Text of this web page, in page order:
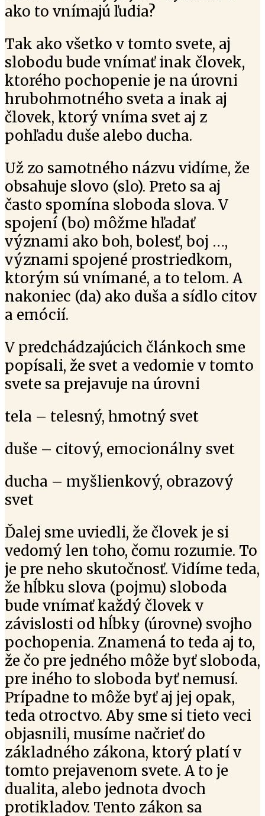
ako to vnímajú ľudia?
Tak ako všetko v tomto svete, aj
slobodu bude vnímať inak človek,
ktorého pochopenie je na úrovni
hrubohmotného sveta a inak aj
človek, ktorý vníma svet aj z
pohľadu duše alebo ducha.
Už zo samotného názvu vidíme, že
obsahuje slovo (slo). Preto sa aj
často spomína sloboda slova. V
spojení (bo) môžme hľadať
význami ako boh, bolesť, boj …,
význami spojené prostriedkom,
ktorým sú vnímané, a to telom. A
nakoniec (da) ako duša a sídlo citov
a emócií.
V predchádzajúcich článkoch sme
popísali, že svet a vedomie v tomto
svete sa prejavuje na úrovni
tela – telesný, hmotný svet
duše – citový, emocionálny svet
ducha – myšlienkový, obrazový
svet
Ďalej sme uviedli, že človek je si
vedomý len toho, čomu rozumie. To
je pre neho skutočnosť. Vidíme teda,
že hĺbku slova (pojmu) sloboda
bude vnímať každý človek v
závislosti od hĺbky (úrovne) svojho
pochopenia. Znamená to teda aj to,
že čo pre jedného môže byť sloboda,
pre iného to sloboda byť nemusí.
Prípadne to môže byť aj jej opak,
teda otroctvo. Aby sme si tieto veci
objasnili, musíme načrieť do
základného zákona, ktorý platí v
tomto prejavenom svete. A to je
dualita, alebo jednota dvoch
protikladov. Tento zákon sa